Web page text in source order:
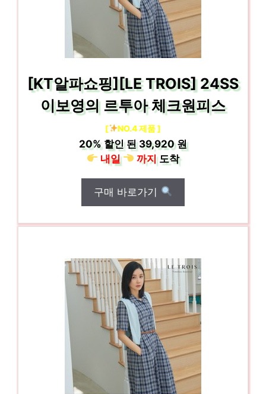
[KT알파쇼핑][LE TROIS] 24SS
이보영의 르투아 체크원피스
[ NO.4 제품 ]
20% 할인 된39,920 원
내일
까지도착
구매 바로가기